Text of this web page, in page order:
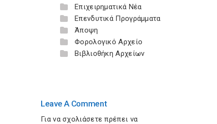
Επιχειρηματικά Νέα
Επενδυτικά Προγράμματα
Άποψη
Φορολογικό Αρχείο
Βιβλιοθήκη Αρχείων
Leave A Comment
Για να σχολιάσετε πρέπει να